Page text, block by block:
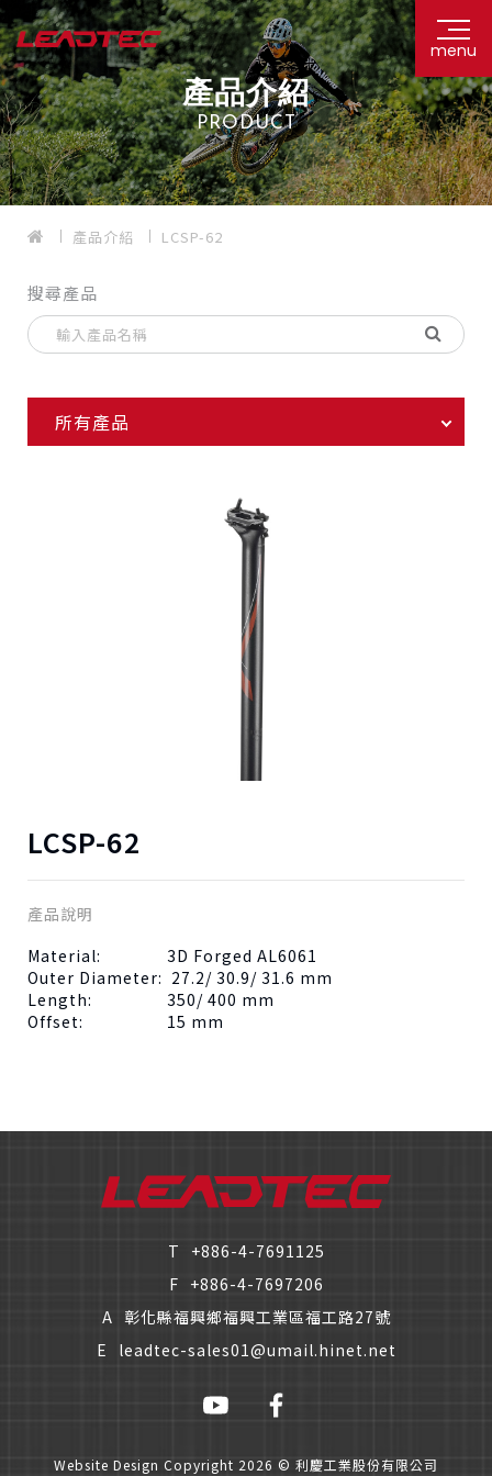
menu
產品介紹
PRODUCT
產品介紹 LCSP-62
搜尋產品
所有產品
LCSP-62
產品說明
Material: 3D Forged AL6061
Outer Diameter: 27.2/ 30.9/ 31.6 mm
Length: 350/ 400 mm
Offset: 15 mm
T
+886-4-7691125
F +886-4-7697206
A 彰化縣福興鄉福興工業區福工路27號
E
leadtec-sales01@umail.hinet.net
Website Design Copyright 2026 © 利慶工業股份有限公司
Cookies 同意